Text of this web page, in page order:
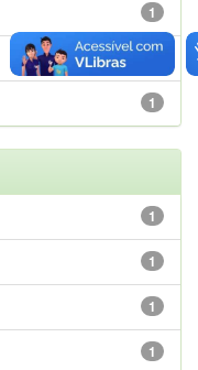
1
1
1
1
1
1
1